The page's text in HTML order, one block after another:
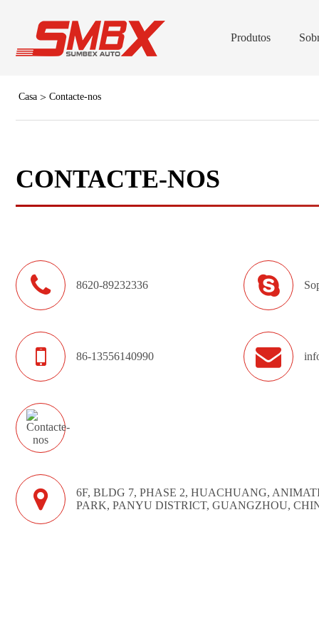
Produtos
(Traço/
Casa Contacte-nos
CONTACTE-NOS
8620-89232336
86-13556140990
6F, BLDG 7, PHASE 2, HUACHUANG,
PARK, PANYU DISTRICT, GUANGZHOU,